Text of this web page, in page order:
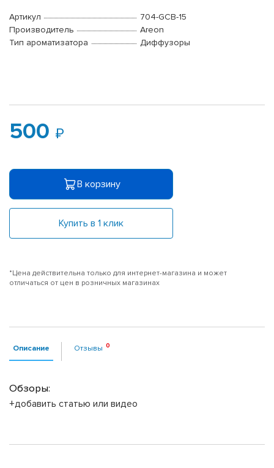
Артикул
704-GCB-15
Производитель
Areon
Тип ароматизатора
Диффузоры
500
В корзину
Купить в 1 клик
*Цена действительна только для интернет-магазина и может
отличаться от цен в розничных магазинах
Описание Отзывы
Обзоры:
+добавить статью или видео